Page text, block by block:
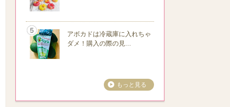
アボカドは冷蔵庫に入れちゃ
ダメ！購入の際の見...
もっと見る